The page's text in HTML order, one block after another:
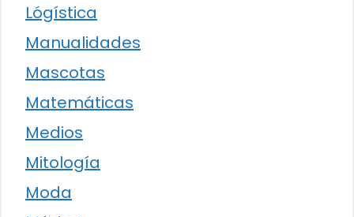
Lógística
Manualidades
Mascotas
Matemáticas
Medios
Mitología
Moda